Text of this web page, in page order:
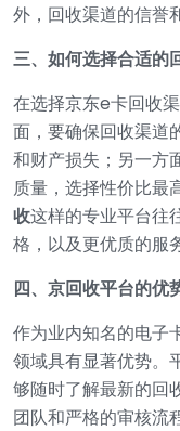
外，回收渠道的信誉
三、如何选择合适的
在选择京东e卡回收
面，要确保回收渠道
和财产损失；另一方
质量，选择性价比最
收这样的专业平台往
格，以及更优质的服
四、京回收平台的优
作为业内知名的电子
领域具有显著优势。
够随时了解最新的回
团队和严格的审核流